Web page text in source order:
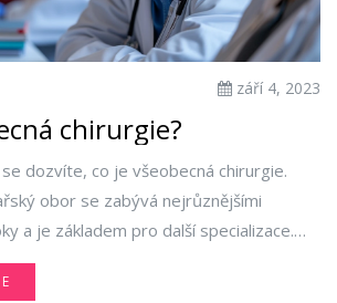
září 4, 2023
chirurgie?
dozvíte, co je všeobecná chirurgie.
obor se zabývá nejrůznějšími
a je základem pro další specializace.
principy všeobecné chirurgie a jaký je
Začněme tedy naše dobrodružství v